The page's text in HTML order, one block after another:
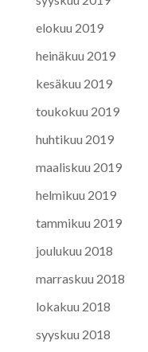
elokuu 2019
heinäkuu 2019
kesäkuu 2019
toukokuu 2019
huhtikuu 2019
maaliskuu 2019
helmikuu 2019
tammikuu 2019
joulukuu 2018
marraskuu 2018
lokakuu 2018
syyskuu 2018